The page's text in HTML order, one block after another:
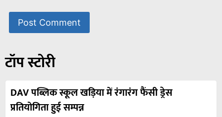
टॉप स्टोरी
DAV पब्लिक स्कूल खड़िया में रंगारंग फैंसी ड्रेस
प्रतियोगिता हुई सम्पन्न